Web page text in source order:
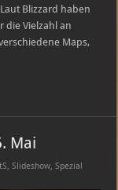
Blizzard haben
die Vielzahl an
Maps,
Mai
,Slideshow,Spezial